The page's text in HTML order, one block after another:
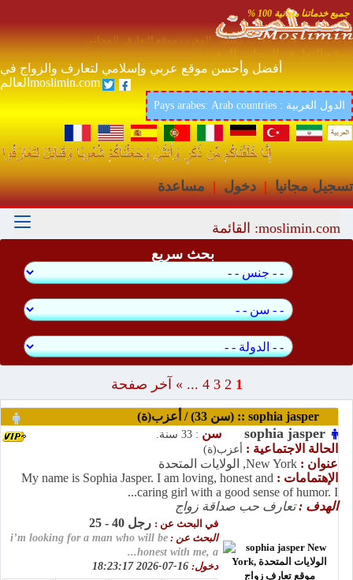
جميع خدماتنا مجانية 100 %
موقع مجاني تعارف مغرب مسلم المغرب موقع التعارف المجاني
موقع التعارف المجاني المغرب
أفضل وأحسن موقع عربي وإسلامي لتعارف والزواج في
العالمmoslimin.com
Pays arabes: Arab countries : الدول العربية
تسجيل مجانيا | دخول | مساعدة
moslimin.com: القائمة
بحث سريع
1
2
3
4
...
» آخر صفحة
sophia jasper سن : 33 سنة.
الحالة الاجتماعية : أعزب(ة)
عنوان : New York, الولايات المتحدة
الإهتمامات : My name is Sophia Jasper. I am loving, honest and
caring girl with a good sense of humor. I...
الهدف :تعارف حب صداقة زواج
في البحث عن : رجل 40 - 25
البحث عن : i’m looking for a man who will be
honest with me, a...
دخول: